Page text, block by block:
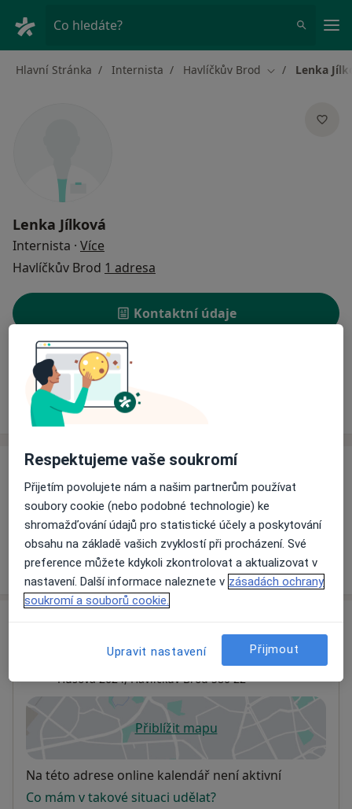
Co hledáte?
Hlavní Stránka Internista Havlíčkův Brod Změna města
Lenka
Lenka Jílková
Internista · Více
Havlíčkův Brod 1 adresa
Kontaktní údaje
Rezervovat termín
Ceník Adresy
Ceník
Informace o službách a cenách nejsou k dispozici
Tento specialista ještě nepřidával žádné informace o
svých službách.
Nemocnice Havlíčkův Brod
Husova 2624, Havlíčkův Brod580 22
Přiblížit mapuse otevře v nové záložce
Dostupnost
Na této adrese online kalendář není aktivní
Co mám v takové situaci udělat?
Respektujeme vaše soukromí
Přijetím povolujete nám a našim partnerům používat
soubory cookie (nebo podobné technologie) ke
shromažďování údajů pro statistické účely a poskytování
obsahu na základě vašich zvyklostí při procházení. Své
preference můžete kdykoli zkontrolovat a aktualizovat v
nastavení. Další informace naleznete v zásadách ochrany
soukromí a souborů cookie.
Upravit nastavení Přijmout